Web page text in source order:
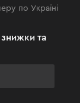
по Україні
знижки та